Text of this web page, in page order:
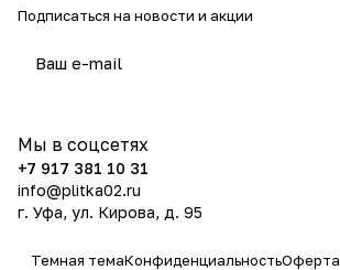
Подписаться на новости и акции
Мы в соцсетях
+7 917 381 10 31
info@plitka02.ru
г. Уфа, ул. Кирова, д. 95
Темная темаКонфиденциальностьОферта